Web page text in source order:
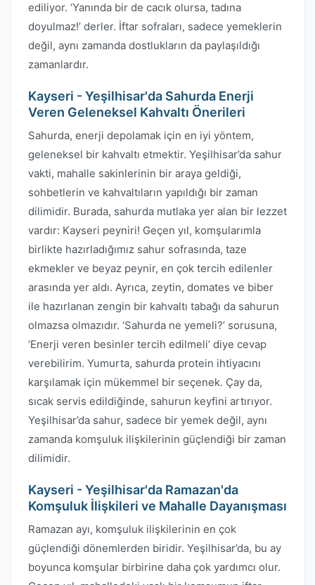
ediliyor. ‘Yanında bir de cacık olursa, tadına
doyulmaz!’ derler. İftar sofraları, sadece yemeklerin
değil, aynı zamanda dostlukların da paylaşıldığı
zamanlardır.
Kayseri - Yeşilhisar'da Sahurda Enerji
Veren Geleneksel Kahvaltı Önerileri
Sahurda, enerji depolamak için en iyi yöntem,
geleneksel bir kahvaltı etmektir. Yeşilhisar’da sahur
vakti, mahalle sakinlerinin bir araya geldiği,
sohbetlerin ve kahvaltıların yapıldığı bir zaman
dilimidir. Burada, sahurda mutlaka yer alan bir lezzet
vardır: Kayseri peyniri! Geçen yıl, komşularımla
birlikte hazırladığımız sahur sofrasında, taze
ekmekler ve beyaz peynir, en çok tercih edilenler
arasında yer aldı. Ayrıca, zeytin, domates ve biber
ile hazırlanan zengin bir kahvaltı tabağı da sahurun
olmazsa olmazıdır. ‘Sahurda ne yemeli?’ sorusuna,
‘Enerji veren besinler tercih edilmeli’ diye cevap
verebilirim. Yumurta, sahurda protein ihtiyacını
karşılamak için mükemmel bir seçenek. Çay da,
sıcak servis edildiğinde, sahurun keyfini artırıyor.
Yeşilhisar’da sahur, sadece bir yemek değil, aynı
zamanda komşuluk ilişkilerinin güçlendiği bir zaman
dilimidir.
Kayseri - Yeşilhisar'da Ramazan'da
Komşuluk İlişkileri ve Mahalle Dayanışması
Ramazan ayı, komşuluk ilişkilerinin en çok
güçlendiği dönemlerden biridir. Yeşilhisar’da, bu ay
boyunca komşular birbirine daha çok yardımcı olur.